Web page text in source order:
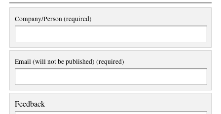
Company/Person (required)
Email (will not be published) (required)
Feedback